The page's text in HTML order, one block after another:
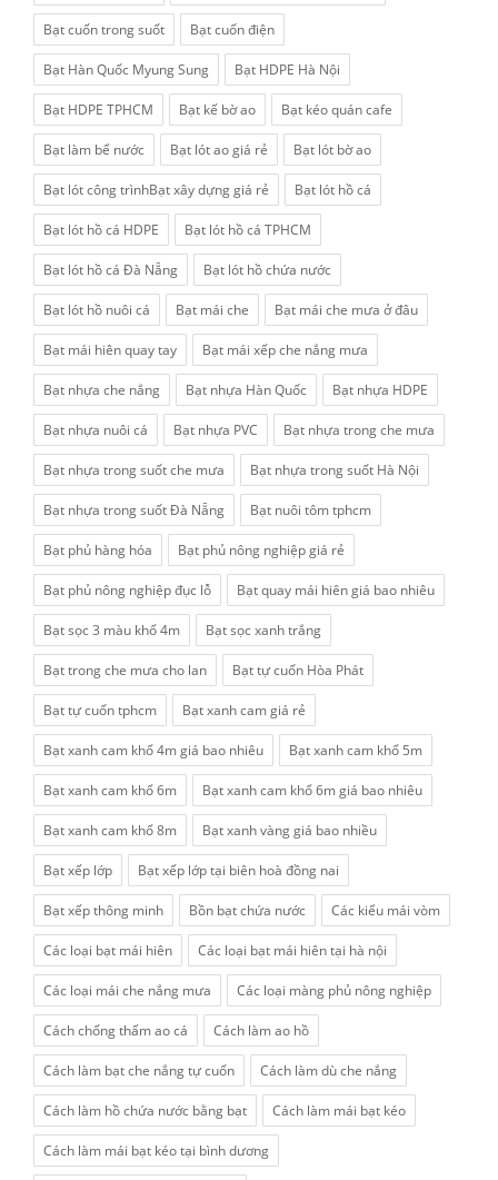
Bạt cuốn trong suốt Bạt cuốn điện
Bạt Hàn Quốc Myung Sung Bạt HDPE Hà Nội
Bạt HDPE TPHCM Bạt kế bờ ao Bạt kéo quán cafe
Bạt làm bể nước Bạt lót ao giá rẻ Bạt lót bờ ao
Bạt lót công trìnhBạt xây dựng giá rẻ Bạt lót hồ cá
Bạt lót hồ cá HDPE Bạt lót hồ cá TPHCM
Bạt lót hồ cá Đà Nẵng Bạt lót hồ chứa nước
Bạt lót hồ nuôi cá Bạt mái che Bạt mái che mưa ở đâu
Bạt mái hiên quay tay Bạt mái xếp che nắng mưa
Bạt nhựa che nắng Bạt nhựa Hàn Quốc Bạt nhựa HDPE
Bạt nhựa nuôi cá Bạt nhựa PVC Bạt nhựa trong che mưa
Bạt nhựa trong suốt che mưa Bạt nhựa trong suốt Hà Nội
Bạt nhựa trong suốt Đà Nẵng Bạt nuôi tôm tphcm
Bạt phủ hàng hóa Bạt phủ nông nghiệp giá rẻ
Bạt phủ nông nghiệp đục lỗ Bạt quay mái hiên giá bao nhiêu
Bạt sọc 3 màu khổ 4m Bạt sọc xanh trắng
Bạt trong che mưa cho lan Bạt tự cuốn Hòa Phát
Bạt tự cuốn tphcm Bạt xanh cam giá rẻ
Bạt xanh cam khổ 4m giá bao nhiêu Bạt xanh cam khổ 5m
Bạt xanh cam khổ 6m Bạt xanh cam khổ 6m giá bao nhiêu
Bạt xanh cam khổ 8m Bạt xanh vàng giá bao nhiều
Bạt xếp lớp Bạt xếp lớp tại biên hoà đồng nai
Bạt xếp thông minh Bồn bạt chứa nước Các kiểu mái vòm
Các loại bạt mái hiên Các loại bạt mái hiên tại hà nội
Các loại mái che nắng mưa Các loại màng phủ nông nghiệp
Cách chống thấm ao cá Cách làm ao hồ
Cách làm bạt che nắng tự cuốn Cách làm dù che nắng
Cách làm hồ chứa nước bằng bạt Cách làm mái bạt kéo
Cách làm mái bạt kéo tại bình dương